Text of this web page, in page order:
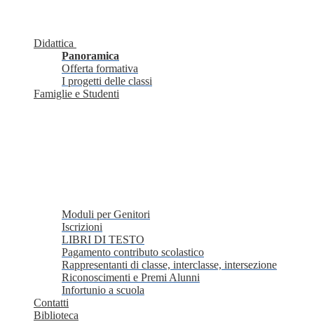
Didattica
Panoramica
Offerta formativa
I progetti delle classi
Famiglie e Studenti
Moduli per Genitori
Iscrizioni
LIBRI DI TESTO
Pagamento contributo scolastico
Rappresentanti di classe, interclasse, intersezione
Riconoscimenti e Premi Alunni
Infortunio a scuola
Contatti
Biblioteca